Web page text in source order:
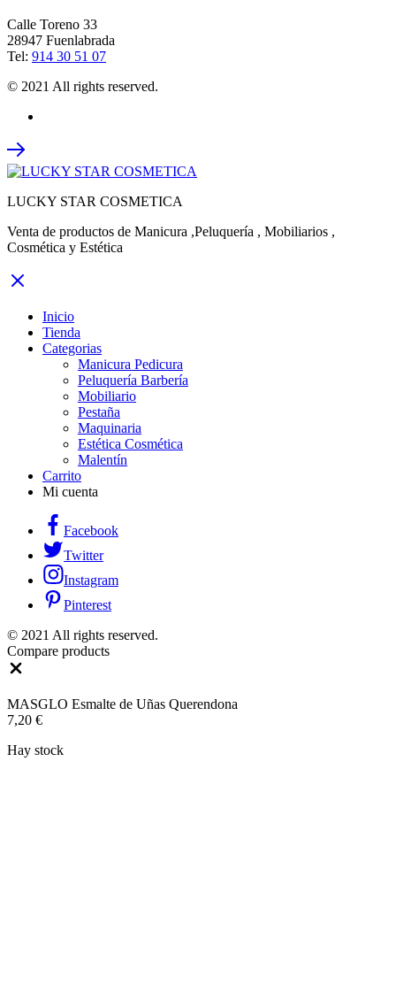
Calle Toreno 33
28947 Fuenlabrada
Tel: 914 30 51 07
© 2021 All rights reserved.
LUCKY STAR COSMETICA
Venta de productos de Manicura ,Peluquería , Mobiliarios ,
Cosmética y Estética
Inicio
Tienda
Categorias
Manicura Pedicura
Peluquería Barbería
Mobiliario
Pestaña
Maquinaria
Estética Cosmética
Malentín
Carrito
Mi cuenta
Facebook
Twitter
Instagram
Pinterest
© 2021 All rights reserved.
Compare products
MASGLO Esmalte de Uñas Querendona
7,20 €
Hay stock